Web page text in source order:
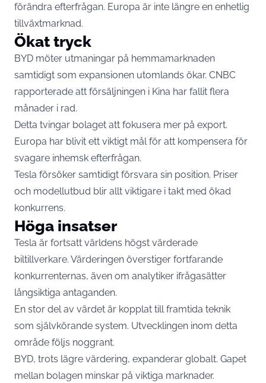
förändra efterfrågan. Europa är inte längre en enhetlig
tillväxtmarknad.
Ökat tryck
BYD möter utmaningar på hemmamarknaden
samtidigt som expansionen utomlands ökar. CNBC
rapporterade att försäljningen i Kina har fallit flera
månader i rad.
Detta tvingar bolaget att fokusera mer på export.
Europa har blivit ett viktigt mål för att kompensera för
svagare inhemsk efterfrågan.
Tesla försöker samtidigt försvara sin position. Priser
och modellutbud blir allt viktigare i takt med ökad
konkurrens.
Höga insatser
Tesla är fortsatt världens högst värderade
biltillverkare. Värderingen överstiger fortfarande
konkurrenternas, även om analytiker ifrågasätter
långsiktiga antaganden.
En stor del av värdet är kopplat till framtida teknik
som självkörande system. Utvecklingen inom detta
område följs noggrant.
BYD, trots lägre värdering, expanderar globalt. Gapet
mellan bolagen minskar på viktiga marknader.